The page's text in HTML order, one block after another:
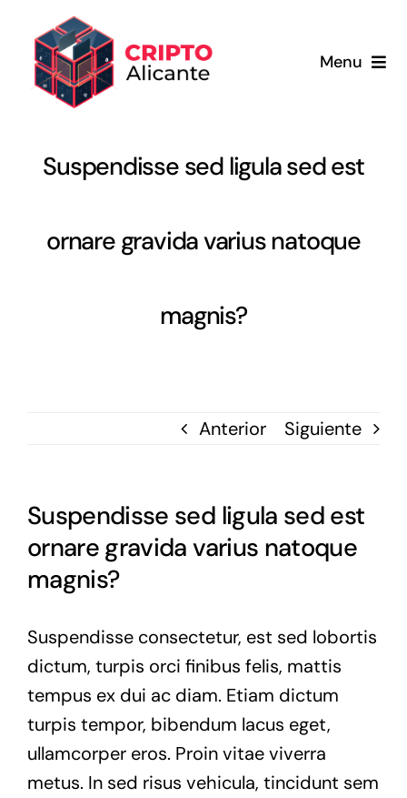
contenido
Menu
Servicios
Carrito
Suspendisse sed ligula sed est
ornare gravida varius natoque
magnis?
Anterior Siguiente
Suspendisse sed ligula sed est
ornare gravida varius natoque
magnis?
Suspendisse consectetur, est sed lobortis
dictum, turpis orci finibus felis, mattis
tempus ex dui ac diam. Etiam dictum
turpis tempor, bibendum lacus eget,
ullamcorper eros. Proin vitae viverra
metus. In sed risus vehicula, tincidunt sem